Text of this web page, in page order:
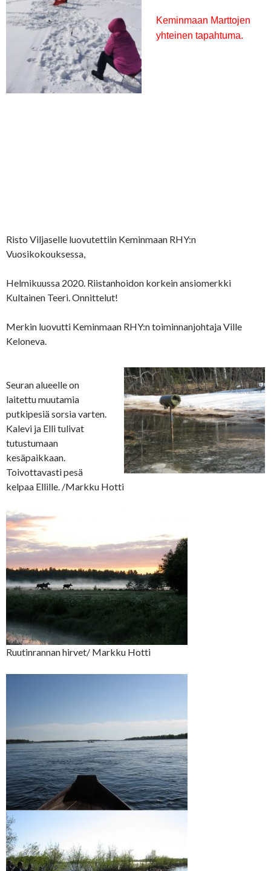
Keminmaan Marttojen
yhteinen tapahtuma.
Risto Viljaselle luovutettiin Keminmaan RHY:n
Vuosikokouksessa,
Helmikuussa 2020. Riistanhoidon korkein ansiomerkki
Kultainen Teeri. Onnittelut!
Merkin luovutti Keminmaan RHY:n toiminnanjohtaja Ville
Keloneva.
Seuran alueelle on
laitettu muutamia
putkipesiä sorsia varten.
Kalevi ja Elli tulivat
tutustumaan
kesäpaikkaan.
Toivottavasti pesä
kelpaa Ellille. /Markku Hotti
Ruutinrannan hirvet/ Markku Hotti